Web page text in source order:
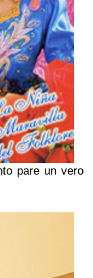
pare un vero